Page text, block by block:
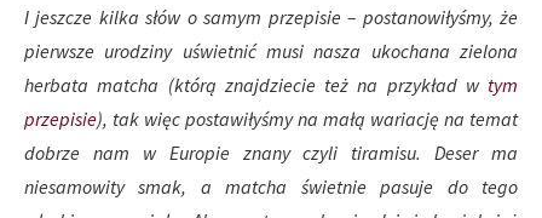
I jeszcze kilka słów o samym przepisie – postanowiłyśmy, że
pierwsze urodziny uświetnić musi nasza ukochana zielona
herbata matcha (którą znajdziecie też na przykład w tym
przepisie), tak więc postawiłyśmy na małą wariację na temat
dobrze nam w Europie znany czyli tiramisu. Deser ma
niesamowity smak, a matcha świetnie pasuje do tego